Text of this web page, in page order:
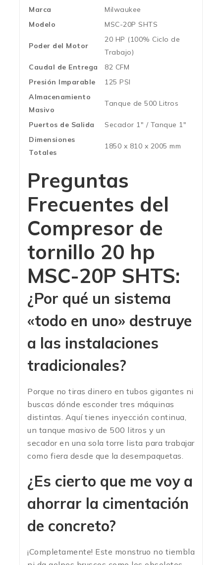
Marca
Milwaukee
Modelo
MSC-20P SHTS
Poder del Motor
20 HP (100% Ciclo de
Trabajo)
Caudal de Entrega
82 CFM
Presión Imparable
125 PSI
Almacenamiento
Masivo
Tanque de 500 Litros
Puertos de Salida
Secador 1″ / Tanque 1″
Dimensiones
Totales
1850 x 810 x 2005 mm
Preguntas
Frecuentes del
Compresor de
tornillo 20 hp
MSC-20P SHTS:
¿Por qué un sistema
«todo en uno» destruye
a las instalaciones
tradicionales?
Porque no tiras dinero en tubos gigantes ni
buscas dónde esconder tres máquinas
distintas. Aquí tienes inyección continua,
un tanque masivo de 500 litros y un
secador en una sola torre lista para trabajar
como fiera desde que la desempaquetas.
¿Es cierto que me voy a
ahorrar la cimentación
de concreto?
¡Completamente! Este monstruo no tiembla